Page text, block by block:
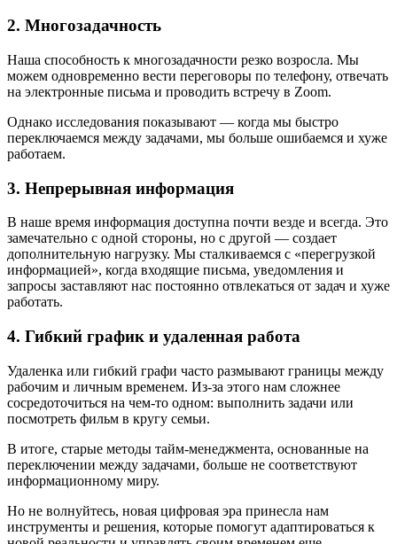
2. Многозадачность
Наша способность к многозадачности резко возросла. Мы
можем одновременно вести переговоры по телефону, отвечать
на электронные письма и проводить встречу в Zoom.
Однако исследования показывают — когда мы быстро
переключаемся между задачами, мы больше ошибаемся и хуже
работаем.
3. Непрерывная информация
В наше время информация доступна почти везде и всегда. Это
замечательно с одной стороны, но с другой — создает
дополнительную нагрузку. Мы сталкиваемся с «перегрузкой
информацией», когда входящие письма, уведомления и
запросы заставляют нас постоянно отвлекаться от задач и хуже
работать.
4. Гибкий график и удаленная работа
Удаленка или гибкий графи часто размывают границы между
рабочим и личным временем. Из-за этого нам сложнее
сосредоточиться на чем-то одном: выполнить задачи или
посмотреть фильм в кругу семьи.
В итоге, старые методы тайм-менеджмента, основанные на
переключении между задачами, больше не соответствуют
информационному миру.
Но не волнуйтесь, новая цифровая эра принесла нам
инструменты и решения, которые помогут адаптироваться к